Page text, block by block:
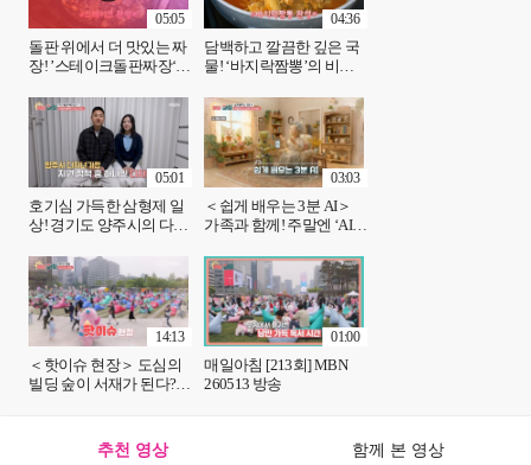
돌판 위에서 더 맛있는 짜
장! ’스테이크돌판짜장‘의
송
05:05
담백하고 깔끔한 깊은 국
물! ‘바지락짬뽕’의 비법
04:36
호기심 가득한 삼형제 일
상! 경기도 양주시의 다자
방송
05:01
＜쉽게 배우는 3분 AI＞
가족과 함께! 주말엔 ‘AI스
260513 방송
03:03
＜핫이슈 현장＞ 도심의
빌딩 숲이 서재가 된다?
14:13
매일아침 [213회] MBN
260513 방송
01:00
추천 영상 함께 본 영상